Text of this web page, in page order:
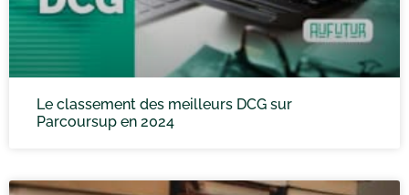
Le classement des meilleurs DCG sur
Parcoursup en 2024